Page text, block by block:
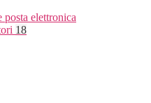
posta elettronica
18